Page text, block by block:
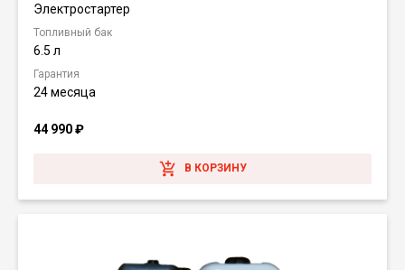
Электростартер
Топливный бак
6.5 л
Гарантия
24 месяца
44 990₽
В КОРЗИНУ